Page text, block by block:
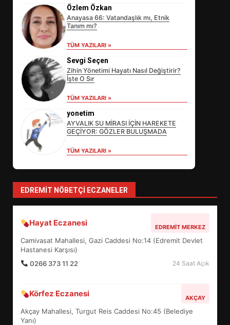
Özlem Özkan
Anayasa 66: Vatandaşlık mı, Etnik
Tanım mı?
TÜM YAZILARI »
Sevgi Seçen
Zihin Yönetimi Hayatı Nasıl Değiştirir?
İşte O Sır
TÜM YAZILARI »
yonetim
AYVALIK SU MİRASI İÇİN HAREKETE
GEÇİYOR: GÖZLER BULUŞMADA
TÜM YAZILARI »
EDREMIT NÖBETÇI ECZANELER
Hayat Eczanesi EDREMIT MERKEZ
Camivasat Mahallesi, Gazi Caddesi No:14 (Edremit Devlet
Hastanesi Karşısı)
0266 373 11 22
24 Saat Açık
Körfez Eczanesi AKÇAY
Akçay Mahallesi, Turgut Reis Caddesi No:45 (Belediye
Yanı)
SÜRDÜRÜLEBİLİRLİKTE NE
DEĞİŞECEK?
4
5
BALIKESİR MÜZELERİNDE SÜRE
UZATILDI: NE DEĞİŞTİ?
6
TURNUVASI KAYITLARI NEYİ